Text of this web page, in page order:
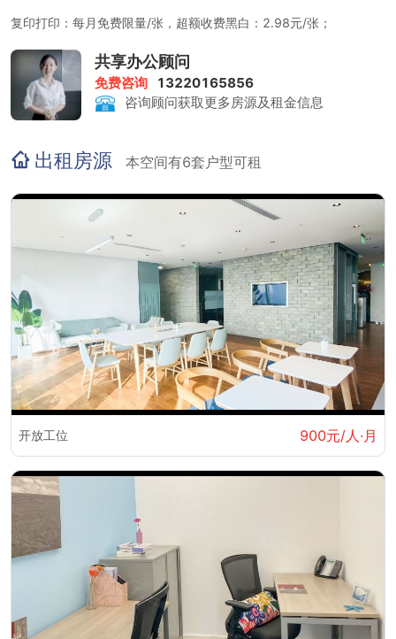
复印打印：每月免费限量/张，超额收费黑白：2.98元/张；
会议室：赠送时长：2小时/天；
共享办公顾问
免费咨询
13220165856
咨询顾问获取更多房源及租金信息
出租房源 本空间有6套户型可租
开放工位 900元/人·月